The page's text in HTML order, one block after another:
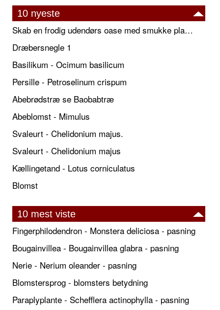
10 nyeste
Skab en frodig udendørs oase med smukke plantekrukker og elegante espalier
Dræbersnegle 1
Basilikum - Ocimum basilicum
Persille - Petroselinum crispum
Abebrødstræ se Baobabtræ
Abeblomst - Mimulus
Svaleurt - Chelidonium majus.
Svaleurt - Chelidonium majus
Kællingetand - Lotus corniculatus
Blomst
10 mest viste
Fingerphilodendron - Monstera deliciosa - pasning
Bougainvillea - Bougainvillea glabra - pasning
Nerie - Nerium oleander - pasning
Blomstersprog - blomsters betydning
Paraplyplante - Schefflera actinophylla - pasning